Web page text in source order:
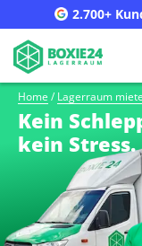
2.700+
Home / Lagerraum
Kein
kein Stress.